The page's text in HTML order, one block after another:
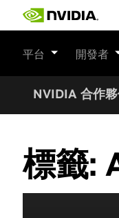
平台 開發者
NVIDIA 合作
標籤: